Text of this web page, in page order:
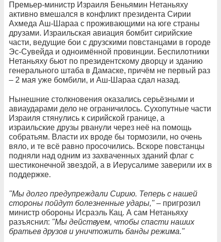
Премьер-министр Израиля Беньямин Нетаньяху
активно вмешался в конфликт президента Сирии
Ахмеда Аш-Шараа с проживающими на юге страны
друзами. Израильская авиация бомбит сирийские
части, ведущие бои с друзскими повстанцами в городе
Эс-Сувейда и одноимённой провинции. Беспилотники
Нетаньяху бьют по президентскому дворцу и зданию
генерального штаба в Дамаске, причём не первый раз
– 2 мая уже бомбили, и Аш-Шараа сдал назад.
Нынешние столкновения оказались серьёзными и
авиаударами дело не ограничилось. Сухопутные части
Израиля стянулись к сирийской границе, а
израильские друзы рванули через неё на помощь
собратьям. Власти их вроде бы тормозили, но очень
вяло, и те всё равно просочились. Вскоре повстанцы
подняли над одним из захваченных зданий флаг с
шестиконечной звездой, а в Иерусалиме заверили их в
поддержке.
"Мы долго предупреждали Сирию. Теперь с нашей
стороны пойдут болезненные удары,"– пригрозил
министр обороны Исраэль Кац. А сам Нетаньяху
разъяснил: "Мы действуем, чтобы спасти наших
братьев друзов и уничтожить банды режима."